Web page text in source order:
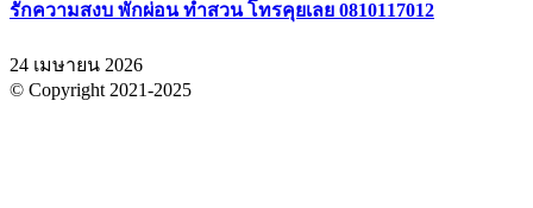
รักความสงบ พักผ่อน ทำสวน โทรคุยเลย 0810117012
24 เมษายน 2026
© Copyright 2021-2025